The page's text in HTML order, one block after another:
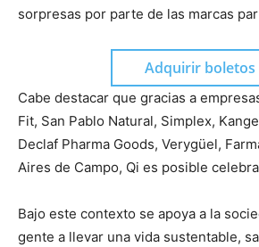
sorpresas por parte de las marcas
Adquirir boletos
Cabe destacar que gracias a
Fit, San Pablo Natural, Simplex,
Declaf Pharma Goods, Verygüel,
Aires de Campo, Qi es posible
Bajo este contexto se apoya a la
gente a llevar una vida sustentable,